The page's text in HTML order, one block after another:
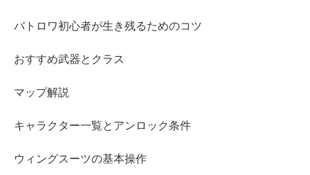
バトロワ初心者が生き残るためのコツ
おすすめ武器とクラス
マップ解説
キャラクター一覧とアンロック条件
ウィングスーツの基本操作